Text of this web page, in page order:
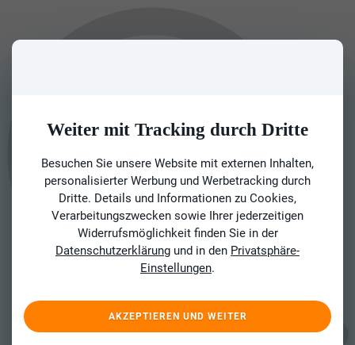
Weiter mit Tracking durch Dritte
Besuchen Sie unsere Website mit externen Inhalten,
personalisierter Werbung und Werbetracking durch
Dritte. Details und Informationen zu Cookies,
Verarbeitungszwecken sowie Ihrer jederzeitigen
Widerrufsmöglichkeit finden Sie in der
Datenschutzerklärung und in den Privatsphäre-
Einstellungen.
AKZEPTIEREN UND WEITER